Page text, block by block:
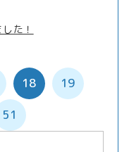
た！
18 19
51